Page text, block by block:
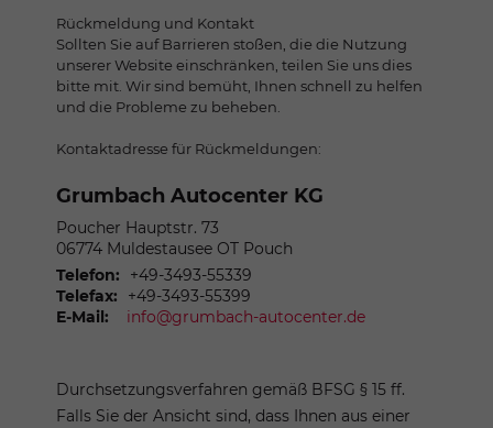
Rückmeldung und Kontakt
Sollten Sie auf Barrieren stoßen, die die Nutzung
unserer Website einschränken, teilen Sie uns dies
bitte mit. Wir sind bemüht, Ihnen schnell zu helfen
und die Probleme zu beheben.
Kontaktadresse für Rückmeldungen:
Grumbach Autocenter KG
Poucher Hauptstr. 73
06774 Muldestausee OT Pouch
Telefon:
+49-3493-55339
Telefax:
+49-3493-55399
E-Mail:
info@grumbach-autocenter.de
Durchsetzungsverfahren gemäß BFSG § 15 ff.
Falls Sie der Ansicht sind, dass Ihnen aus einer